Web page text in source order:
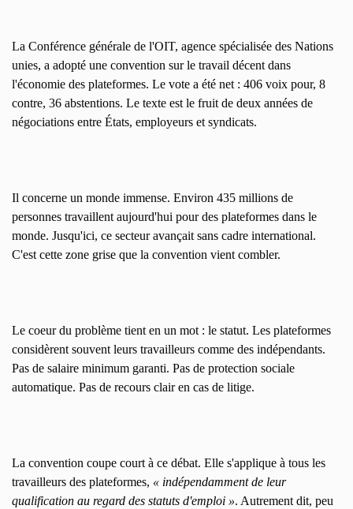
La Conférence générale de l'OIT, agence spécialisée des Nations
unies, a adopté une convention sur le travail décent dans
l'économie des plateformes. Le vote a été net : 406 voix pour, 8
contre, 36 abstentions. Le texte est le fruit de deux années de
négociations entre États, employeurs et syndicats.
Il concerne un monde immense. Environ 435 millions de
personnes travaillent aujourd'hui pour des plateformes dans le
monde. Jusqu'ici, ce secteur avançait sans cadre international.
C'est cette zone grise que la convention vient combler.
Le coeur du problème tient en un mot : le statut. Les plateformes
considèrent souvent leurs travailleurs comme des indépendants.
Pas de salaire minimum garanti. Pas de protection sociale
automatique. Pas de recours clair en cas de litige.
La convention coupe court à ce débat. Elle s'applique à tous les
travailleurs des plateformes, « indépendamment de leur
qualification au regard des statuts d'emploi ». Autrement dit, peu